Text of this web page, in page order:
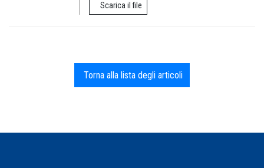
Scarica il file
Torna alla lista degli articoli